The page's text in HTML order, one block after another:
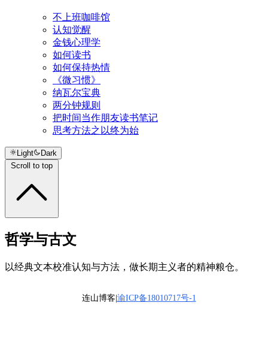
不上班咖啡馆
认知觉醒
金钱心理学
如何读书
如何保持热情
《微习惯》
纳瓦尔宝典
两分钟规则
把时间当作朋友读书笔记
思考方法之以终为始
Light
Dark
Scroll to top
哲学与古文
以经典文本校准认知与方法，做长期主义者的精神粮仓。
连山博客| 渝ICP备18010717号-1